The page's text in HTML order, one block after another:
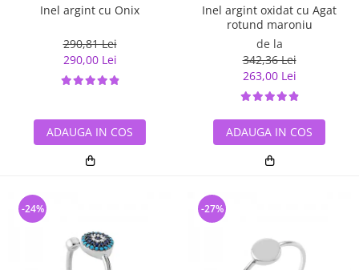
Inel argint cu Onix
290,81 Lei
290,00 Lei
ADAUGA IN COS
Inel argint oxidat cu Agat
rotund maroniu
de la
342,36 Lei
263,00 Lei
ADAUGA IN COS
-24% -27%